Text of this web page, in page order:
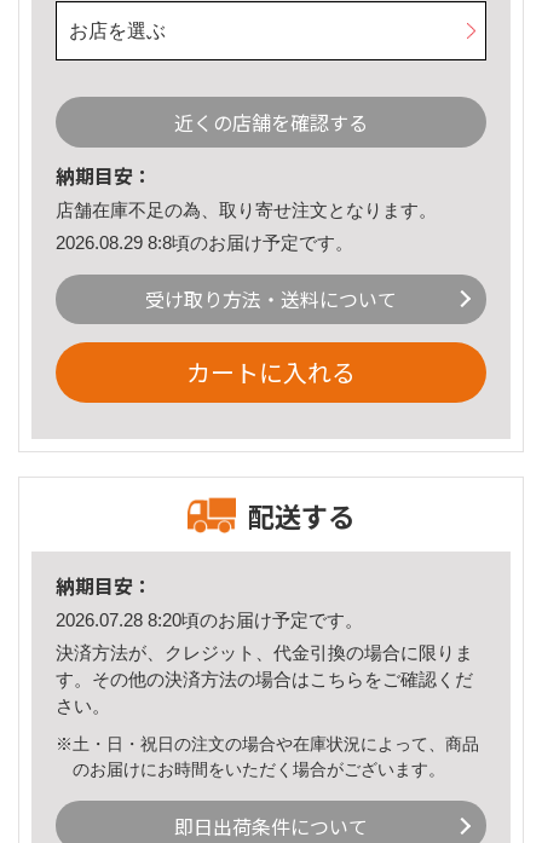
お店を選ぶ
近くの店舗を確認する
納期目安：
店舗在庫不足の為、取り寄せ注文となります。
2026.08.29 8:8頃のお届け予定です。
受け取り方法・送料について
カートに入れる
配送する
納期目安：
2026.07.28 8:20頃のお届け予定です。
決済方法が、クレジット、代金引換の場合に限りま
す。その他の決済方法の場合はこちら をご確認くだ
さい。
※土・日・祝日の注文の場合や在庫状況によって、商品
のお届けにお時間をいただく場合がございます。
即日出荷条件について